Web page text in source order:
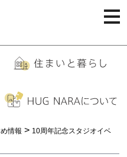
情報 > 10周年記念スタジオイベ